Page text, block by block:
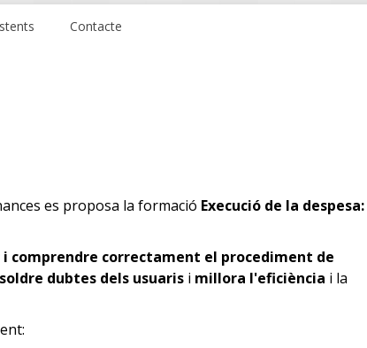
Contacte
es proposa la formació Execució de la despesa:
i comprendre correctament el procediment de
dubtes dels usuaris i millora l'eficiència i la